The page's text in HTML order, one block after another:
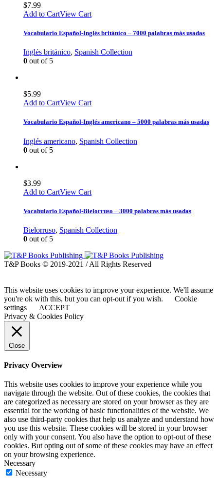
$7.99
Add to CartView Cart
Vocabulario Español-Inglés británico – 7000 palabras más usadas
Inglés británico, Spanish Collection
0 out of 5
$5.99
Add to CartView Cart
Vocabulario Español-Inglés americano – 5000 palabras más usadas
Inglés americano, Spanish Collection
0 out of 5
$3.99
Add to CartView Cart
Vocabulario Español-Bielorruso – 3000 palabras más usadas
Bielorruso, Spanish Collection
0 out of 5
T&P Books © 2019-2021 / All Rights Reserved
This website uses cookies to improve your experience. We'll assume
you're ok with this, but you can opt-out if you wish.
Cookie
settings
ACCEPT
Privacy & Cookies Policy
Close
Privacy Overview
This website uses cookies to improve your experience while you
navigate through the website. Out of these cookies, the cookies that
are categorized as necessary are stored on your browser as they are
essential for the working of basic functionalities of the website. We
also use third-party cookies that help us analyze and understand how
you use this website. These cookies will be stored in your browser
only with your consent. You also have the option to opt-out of these
cookies. But opting out of some of these cookies may have an effect
on your browsing experience.
Necessary
Necessary